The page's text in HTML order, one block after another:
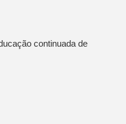
continuada de